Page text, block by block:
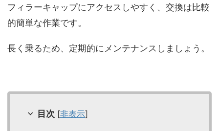
フィラーキャップにアクセスしやすく、交換は比較
的簡単な作業です。
長く乗るため、定期的にメンテナンスしましょう。
目次 [非表示]